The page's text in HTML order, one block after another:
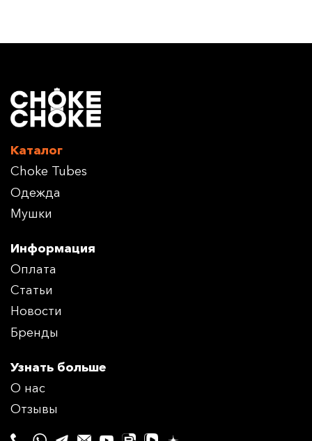
Каталог
Choke Tubes
Одежда
Мушки
Информация
Оплата
Статьи
Новости
Бренды
Узнать больше
О нас
Отзывы